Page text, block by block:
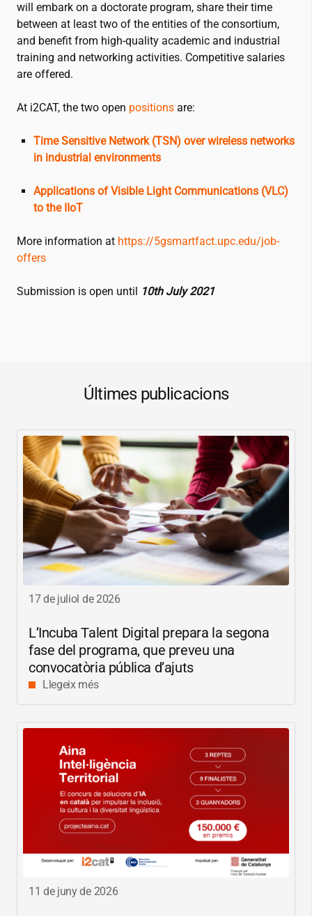
will embark on a doctorate program, share their time
between at least two of the entities of the consortium,
and benefit from high-quality academic and industrial
training and networking activities. Competitive salaries
are offered.
At i2CAT, the two open positions are:
Time Sensitive Network (TSN) over wireless networks
in industrial environments
Applications of Visible Light Communications (VLC)
to the IIoT
More information at https://5gsmartfact.upc.edu/job-
offers
Submission is open until 10th July 2021
Últimes publicacions
17 de juliol de 2026
L’Incuba Talent Digital prepara la segona
fase del programa, que preveu una
convocatòria pública d’ajuts
Llegeix més
11 de juny de 2026